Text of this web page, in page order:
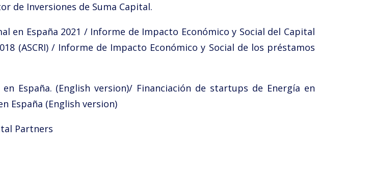
de Inversiones de Suma Capital.
en España 2021 / Informe de Impacto Económico y Social del Capital
(ASCRI) / Informe de Impacto Económico y Social de los préstamos
España. (English version)/ Financiación de startups de Energía en
España (English version)
Partners